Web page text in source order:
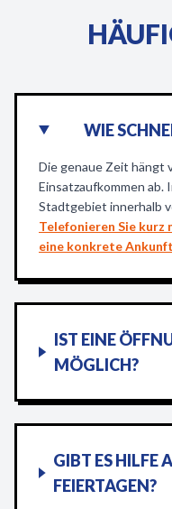
WIE
Die genaue Zeit hängt
Einsatzaufkommen ab.
Stadtgebiet innerhalb
Telefonieren Sie kurz
eine konkrete
IST EINE
MÖGLICH?
GIBT ES HILFE
FEIERTAGEN?